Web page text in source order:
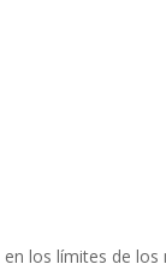
los límites de